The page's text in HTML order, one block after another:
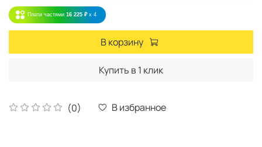
(0) В избранное
Плати частями 16 225 ₽ x 4
В корзину
Купить в 1 клик